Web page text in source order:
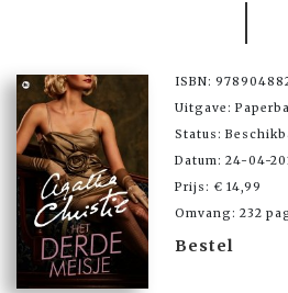
ISBN:
Uitgave:
Status:
Datum: 24-04-
Prijs: € 14,99
Omvang: 232
Bestel